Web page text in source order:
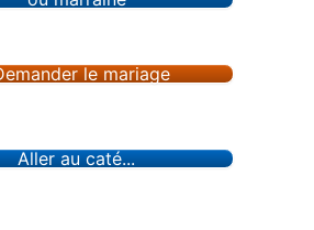
le mariage
Aller au caté...